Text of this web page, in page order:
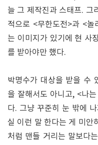
늘 그 제작진과 스태프. 그
적으로 <무한도전>과 <
는 이미지가 있기에 현 사
를 받아야만 했다.
박명수가 대상을 받을 수
을 잘해서도 아니고, <나
다. 그냥 꾸준히 눈 밖에
실 이런 말 한다는 게 미안
처럼 맨들 거리는 말보다